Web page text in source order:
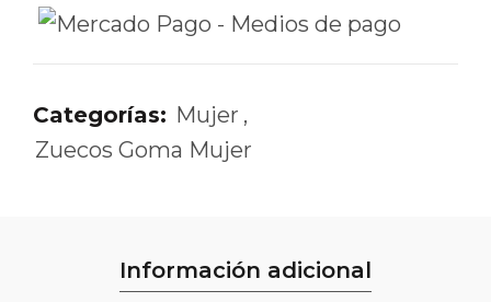
Categorías: Mujer ,
Zuecos Goma Mujer
Información adicional